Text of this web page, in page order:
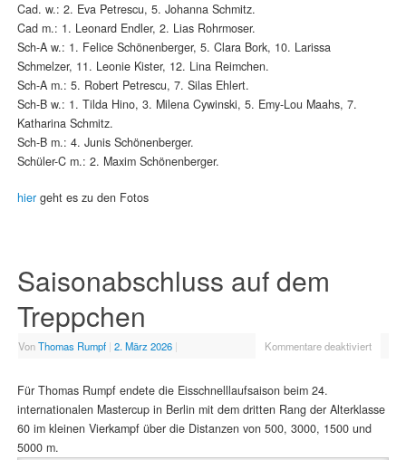
Cad. w.: 2. Eva Petrescu, 5. Johanna Schmitz.
Cad m.: 1. Leonard Endler, 2. Lias Rohrmoser.
Sch-A w.: 1. Felice Schönenberger, 5. Clara Bork, 10. Larissa
Schmelzer, 11. Leonie Kister, 12. Lina Reimchen.
Sch-A m.: 5. Robert Petrescu, 7. Silas Ehlert.
Sch-B w.: 1. Tilda Hino, 3. Milena Cywinski, 5. Emy-Lou Maahs, 7.
Katharina Schmitz.
Sch-B m.: 4. Junis Schönenberger.
Schüler-C m.: 2. Maxim Schönenberger.
hiergeht es zu den Fotos
Saisonabschluss auf dem
Treppchen
VonThomas Rumpf | 2. März 2026 | Kommentare deaktiviert
Für Thomas Rumpf endete die Eisschnelllaufsaison beim 24.
internationalen Mastercup in Berlin mit dem dritten Rang der Alterklasse
60 im kleinen Vierkampf über die Distanzen von 500, 3000, 1500 und
5000 m.